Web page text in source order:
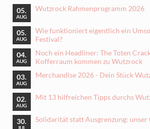
05.
AUG
Wutzrock Rahmenprogramm 2026
05.
AUG
Wie funktioniert eigentlich ein
Festival?
04.
AUG
Noch ein Headliner: The Toten
Kofferraum kommen zu Wutzrock
03.
AUG
Merchandise 2026 - Dein Stück
02.
AUG
Mit 13 hilfreichen Tipps durchs
30.
JUL
Solidarität statt Ausgrenzung: unser